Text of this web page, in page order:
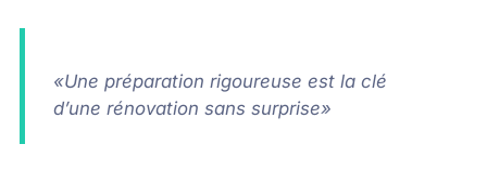
«Une préparation rigoureuse est la clé
d’une rénovation sans surprise»